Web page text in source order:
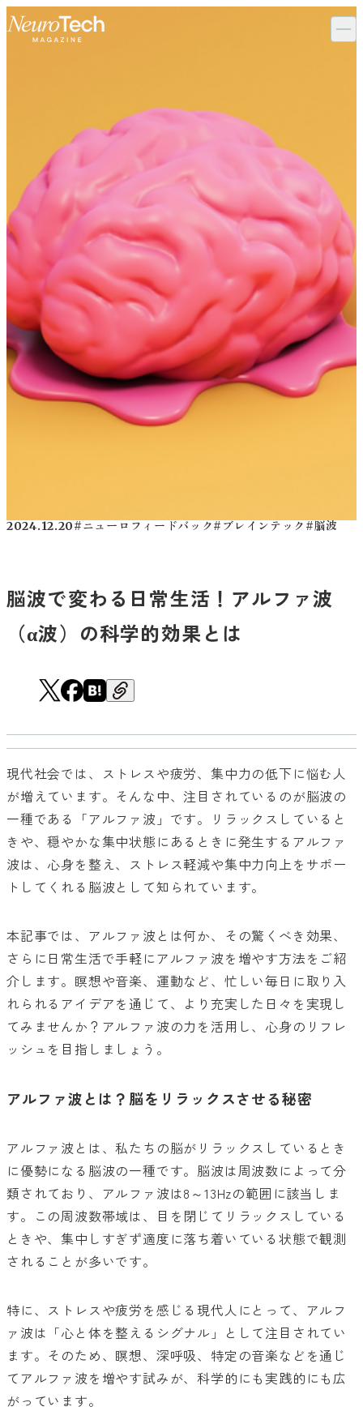
2024.12.20#ニューロフィードバック#ブレインテック #脳波
脳波で変わる日常生活！アルファ波
（α波）の科学的効果とは
現代社会では、ストレスや疲労、集中力の低下に悩む人
が増えています。そんな中、注目されているのが脳波の
一種である「アルファ波」です。リラックスしていると
きや、穏やかな集中状態にあるときに発生するアルファ
波は、心身を整え、ストレス軽減や集中力向上をサポー
トしてくれる脳波として知られています。
本記事では、アルファ波とは何か、その驚くべき効果、
さらに日常生活で手軽にアルファ波を増やす方法をご紹
介します。瞑想や音楽、運動など、忙しい毎日に取り入
れられるアイデアを通じて、より充実した日々を実現し
てみませんか？アルファ波の力を活用し、心身のリフレ
ッシュを目指しましょう。
アルファ波とは？脳をリラックスさせる秘密
アルファ波とは、私たちの脳がリラックスしているとき
に優勢になる脳波の一種です。脳波は周波数によって分
類されており、アルファ波は8～13Hzの範囲に該当しま
す。この周波数帯域は、目を閉じてリラックスしている
ときや、集中しすぎず適度に落ち着いている状態で観測
されることが多いです。
特に、ストレスや疲労を感じる現代人にとって、アルフ
ァ波は「心と体を整えるシグナル」として注目されてい
ます。そのため、瞑想、深呼吸、特定の音楽などを通じ
てアルファ波を増やす試みが、科学的にも実践的にも広
がっています。